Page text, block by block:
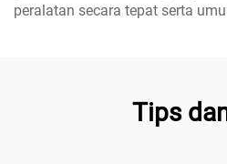
peralatan secara tepat serta
Tips